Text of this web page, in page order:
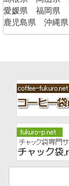
愛媛県
福岡県
鹿児島県
沖縄県